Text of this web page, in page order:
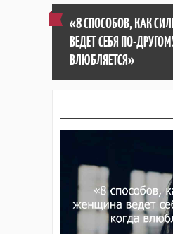
«8 СПОСОБОВ, КАК
ВЕДЕТ СЕБЯ ПО-
ВЛЮБЛЯЕТСЯ»